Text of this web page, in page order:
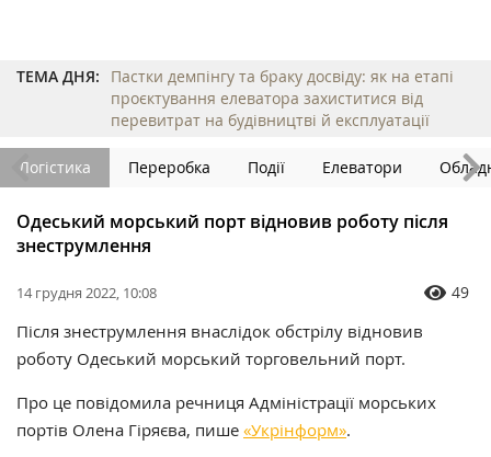
ТЕМА ДНЯ:
Пастки демпінгу та браку досвіду: як на етапі
проєктування елеватора захиститися від
перевитрат на будівництві й експлуатації
Логістика Переробка Події Елеватори
Одеський морський порт відновив роботу після
знеструмлення
14 грудня 2022, 10:08 49
Після знеструмлення внаслідок обстрілу відновив
роботу Одеський морський торговельний порт.
Про це повідомила речниця Адміністрації морських
портів Олена Гіряєва, пише «Укрінформ».